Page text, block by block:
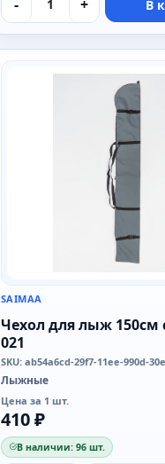
- + В
SAIMAA
SAIMAA
Чехол для лыж 150см
021
SKU: ab54a6cd-29f7-11ee-990d-
Лыжные
Цена за 1 шт.
410 ₽
В наличии: 96 шт.